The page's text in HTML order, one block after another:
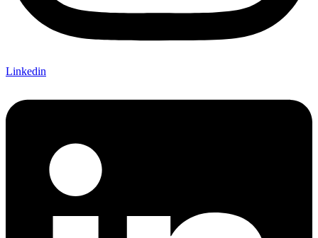
Linkedin